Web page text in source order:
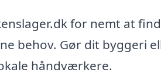
for nemt at
behov. Gør dit byggeri
håndværkere.